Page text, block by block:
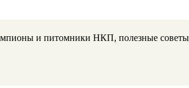
и питомники НКП, полезные